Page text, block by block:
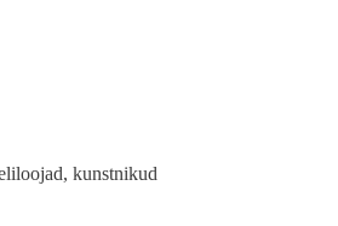
kunstnikud